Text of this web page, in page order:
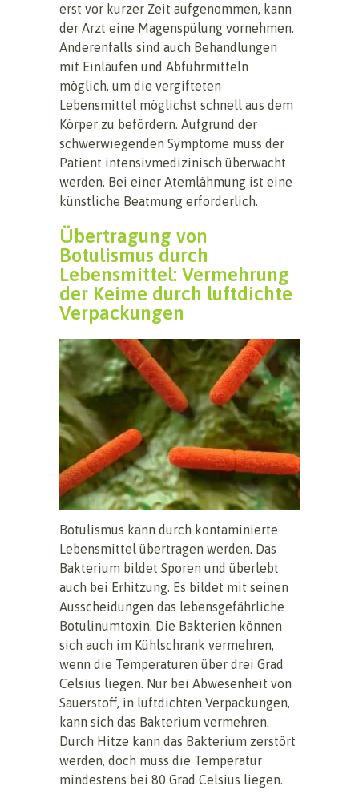
erst vor kurzer Zeit aufgenommen, kann
der Arzt eine Magenspülung vornehmen.
Anderenfalls sind auch Behandlungen
mit Einläufen und Abführmitteln
möglich, um die vergifteten
Lebensmittel möglichst schnell aus dem
Körper zu befördern. Aufgrund der
schwerwiegenden Symptome muss der
Patient intensivmedizinisch überwacht
werden. Bei einer Atemlähmung ist eine
künstliche Beatmung erforderlich.
Übertragung von
Botulismus durch
Lebensmittel: Vermehrung
der Keime durch luftdichte
Verpackungen
Botulismus kann durch kontaminierte
Lebensmittel übertragen werden. Das
Bakterium bildet Sporen und überlebt
auch bei Erhitzung. Es bildet mit seinen
Ausscheidungen das lebensgefährliche
Botulinumtoxin. Die Bakterien können
sich auch im Kühlschrank vermehren,
wenn die Temperaturen über drei Grad
Celsius liegen. Nur bei Abwesenheit von
Sauerstoff, in luftdichten Verpackungen,
kann sich das Bakterium vermehren.
Durch Hitze kann das Bakterium zerstört
werden, doch muss die Temperatur
mindestens bei 80 Grad Celsius liegen.